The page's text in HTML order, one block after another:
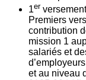
1er
Premiers
contribution
mission 1
salariés et
et au niveau